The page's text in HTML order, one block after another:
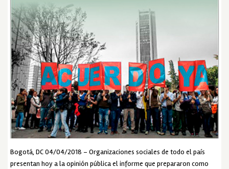
Bogotá, DC 04/04/2018 – Organizaciones sociales de todo el país
presentan hoy a la opinión pública el informe que prepararon como